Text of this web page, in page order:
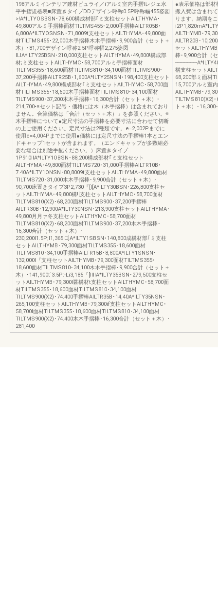
198アルミインテリア建材ピュライ／iアルミ室内手摺Iレジェ水
平手摺規格表■床置きタイプDDデザイン呼称0.5P呼称幅455姿図
>!A*ILTYOSBSN･78,600構成材部｢ミ支柱セットAILTHYMA･
49,800アルミ手摺棒面材TILTMS455･2,000手摺棒AILTR05B･
6,800A*ILTYOSNSN･71,8009t支柱セットAILTHYMA･49,800面
材TILTMS455･22,000木手摺棒木木手摺棒･9,900合計（セット＋
木）･81,700デザイン呼称2.5P呼称幅2,275姿図
ILIA*ILTY25BSN･210,000支柱セットAILTHYMA･49,800!構成部
材;ミ支柱セットAILTHYMC･58,700アルミ手摺棒面材
TILTMS355･18,600面材TILTMS810･34,100面材TILTMS900･
37,200手摺棒AILTR25B･1,600A*ILTY25NSN･198,400支柱セット
AILTHYMA･49,800構成部材｢ミ支柱セットAILTHYMC･58,700面
材TILTMS355･18,600木手摺棒面材TILTMS810･34,100面材
TILTMS900･37,200木木手摺棒･16,300合計（セット＋木）･
214,700•※セット記号・価格には木（木手摺棒）は含まれており
ません。合算価格は「合計（セット＋木）」を参照ください。※
木手摺棒について●定尺寸法の手摺棒を必要寸法に合わせて切断
の上ご使用ください。定尺寸法は2種類です。e=2,002Pまでに
使用e=4,004Pまでに使用●価格には定尺寸法の手摺棒1本とエン
ドキャップ1セットが含まれます。（エンドキャップが多数組必
要な場合は別途手配ください。）床置きタイプ
1P910IlA*ILTY1OBSN･88,200構成部材｢ミ支柱セット
AILTHYMA･49,800面材TILTMS720･31,000手摺棒AILTR10B･
7.40A*ILTY1ONSN･80,8009t支柱セットAILTHYMA･49,800面材
TILTMS720･31,000木木手摺棒･9,900合計（セット＋木）･
90,700床置きタイプ3P2,730『[I[A*ILTY30BSN･226,800支柱セ
ットAILTHYMA･49,800構![支柱セットAILTHYMC･58,700面材
TILTMS810(X2)･68,200面材TILTMS900･37,200手摺棒
AILTR30B･12,900A*ILTY30NSN･213,900支柱セットAILTHYMA･
49,800月月ァ冬支柱セットAILTHYMC･58,700面材
TILTMS810(X2)･68,200面材TILTMS900･37,200木木手摺棒･
16,300合計（セット＋木）･
230,200I1.5P;I1,365I□]A*ILTY1SBSN･140,800成構材部｢ミ支柱
セットAILTHYMB･79,300面材TILTMS355･18,600面材
TILTMS810･34,100手摺棒AILTR15B･8,800A*ILTY1SNSN･
132,000l『支柱セットAILTHYMB･79,300面材TILTMS355･
18,600面材TILTMS810･34,100木木手摺棒･9,900合計（セット＋
木）･141,900t`3.5P:-Li3,185『[IIIIA*ILTY35BSN･279,500支柱セ
ットAILTHYMB･79,300I醤構材t支柱セットAILTHYMC･58,700面
材TILTMS355･18,600面材TILTMS810･34,100面材
TILTMS900(X2)･74.400手摺棒AILTR35B･14,40A*ILTY35NSN･
265,100支柱セットAILTHYMB･79,300if支柱セットAILTHYMC･
58,700I面材TILTMS355･18,600面材TILTMS810･34,100面材
TILTMS900(X2)･74.400木木手摺棒･16,300合計（セット＋木）･
281,400
●表示価格は部材
搬入費は含まれ
ります。納期を
AILTHYMB･
AILTR20B･
セット
棒･9,900合計（
---------------
構支柱セット
68,200部ミ面材
15,700アルミ室
AILTHYMB･
TILTMS810(X2)
ト＋木）･